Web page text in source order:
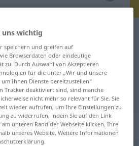
Wörterbuch
Übersetzung
Übersetzung
wichtig
speichern und greifen auf
Browserdaten oder eindeutige
zu. Durch Auswahl von Akzeptieren
für die unter „Wir und unsere
Ihnen Dienste bereitzustellen“
Tracker deaktiviert sind, sind manche
nicht mehr so relevant für Sie. Sie
wieder aufrufen, um Ihre Einstellungen zu
zu widerrufen, indem Sie auf den Link
unteren Rand der Webseite klicken. Ihre
unseres Website. Weitere Informationen